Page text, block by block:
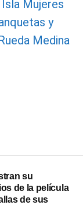
Mujeres
y
Medina
su
de la película
de sus